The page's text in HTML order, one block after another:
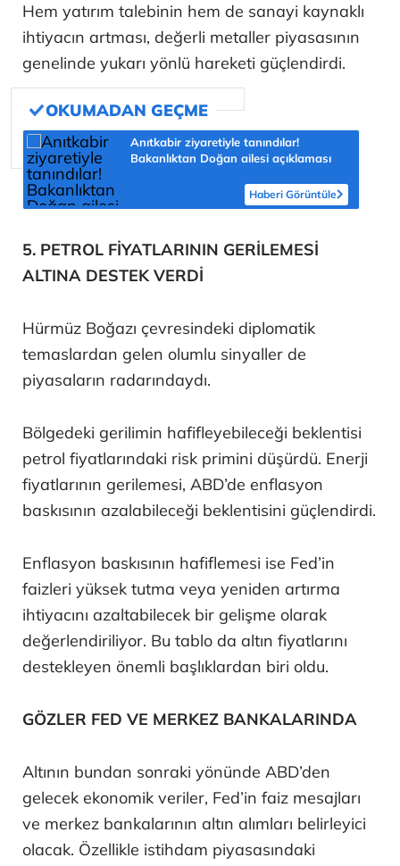
Hem yatırım talebinin hem de sanayi kaynaklı
ihtiyacın artması, değerli metaller piyasasının
genelinde yukarı yönlü hareketi güçlendirdi.
Anıtkabir ziyaretiyle tanındılar!
Bakanlıktan Doğan ailesi açıklaması
Haberi Görüntüle
5. PETROL FİYATLARININ GERİLEMESİ
ALTINA DESTEK VERDİ
Hürmüz Boğazı çevresindeki diplomatik
temaslardan gelen olumlu sinyaller de
piyasaların radarındaydı.
Bölgedeki gerilimin hafifleyebileceği beklentisi
petrol fiyatlarındaki risk primini düşürdü. Enerji
fiyatlarının gerilemesi, ABD’de enflasyon
baskısının azalabileceği beklentisini güçlendirdi.
Enflasyon baskısının hafiflemesi ise Fed’in
faizleri yüksek tutma veya yeniden artırma
ihtiyacını azaltabilecek bir gelişme olarak
değerlendiriliyor. Bu tablo da altın fiyatlarını
destekleyen önemli başlıklardan biri oldu.
GÖZLER FED VE MERKEZ BANKALARINDA
Altının bundan sonraki yönünde ABD’den
gelecek ekonomik veriler, Fed’in faiz mesajları
ve merkez bankalarının altın alımları belirleyici
olacak. Özellikle istihdam piyasasındaki